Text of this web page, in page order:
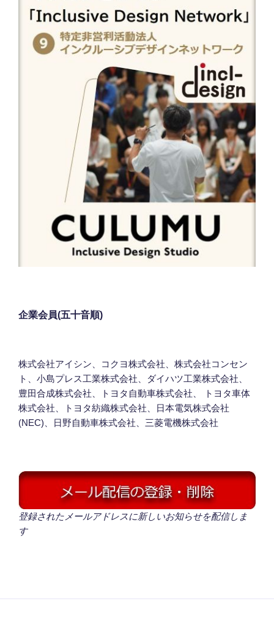
企業会員(五十音順)
株式会社アイシン、コクヨ株式会社、株式会社コンセン
ト、小島プレス工業株式会社、ダイハツ工業株式会社、
豊田合成株式会社、トヨタ自動車株式会社、 トヨタ車体
株式会社、トヨタ紡織株式会社、日本電気株式会社
(NEC)、日野自動車株式会社、三菱電機株式会社
登録されたメールアドレスに新しいお知らせを配信しま
す